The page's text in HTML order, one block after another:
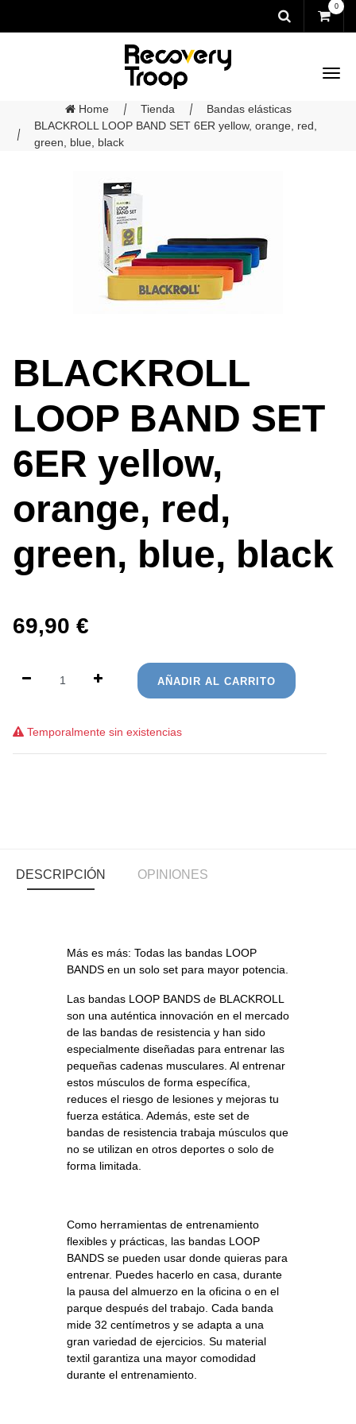
0
Home Tienda
Bandas elásticas
BLACKROLL LOOP BAND SET 6ER yellow, orange, red,
green, blue, black
BLACKROLL
LOOP BAND SET
6ER yellow,
orange, red,
green, blue, black
69,90 €
AÑADIR AL CARRITO
Temporalmente sin existencias
DESCRIPCIÓN OPINIONES
Más es más: Todas las bandas LOOP
BANDS en un solo set para mayor potencia.
Las bandas LOOP BANDS de BLACKROLL
son una auténtica innovación en el mercado
de las bandas de resistencia y han sido
especialmente diseñadas para entrenar las
pequeñas cadenas musculares. Al entrenar
estos músculos de forma específica,
reduces el riesgo de lesiones y mejoras tu
fuerza estática. Además, este set de
bandas de resistencia trabaja músculos que
no se utilizan en otros deportes o solo de
forma limitada.
Como herramientas de entrenamiento
flexibles y prácticas, las bandas LOOP
BANDS se pueden usar donde quieras para
entrenar. Puedes hacerlo en casa, durante
la pausa del almuerzo en la oficina o en el
parque después del trabajo. Cada banda
mide 32 centímetros y se adapta a una
gran variedad de ejercicios. Su material
textil garantiza una mayor comodidad
durante el entrenamiento.